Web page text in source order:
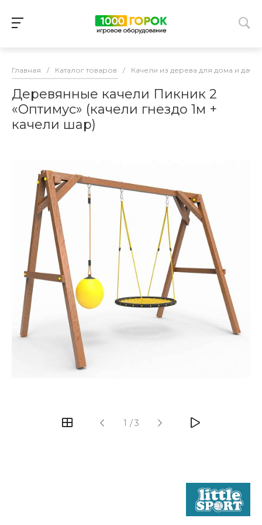
Главная / Каталог товаров / Качели из дерева для дома и дачи
Деревянные качели Пикник 2
«Оптимус» (качели гнездо 1м +
качели шар)
1 /3